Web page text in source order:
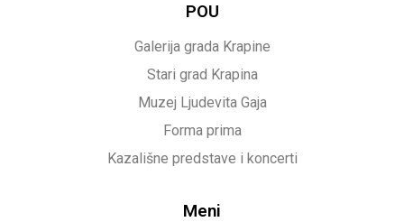
POU
Galerija grada Krapine
Stari grad Krapina
Muzej Ljudevita Gaja
Forma prima
Kazališne predstave i koncerti
Meni